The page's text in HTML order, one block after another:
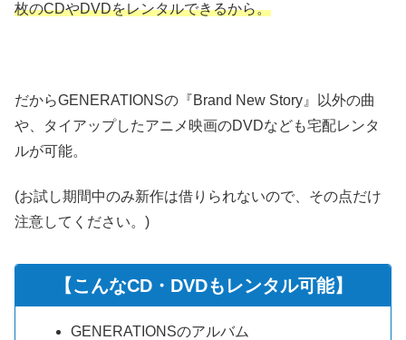
枚のCDやDVDをレンタルできるから。
だからGENERATIONSの『Brand New Story』以外の曲
や、タイアップしたアニメ映画のDVDなども宅配レンタ
ルが可能。
(お試し期間中のみ新作は借りられないので、その点だけ
注意してください。)
【こんなCD・DVDもレンタル可能】
GENERATIONSのアルバム